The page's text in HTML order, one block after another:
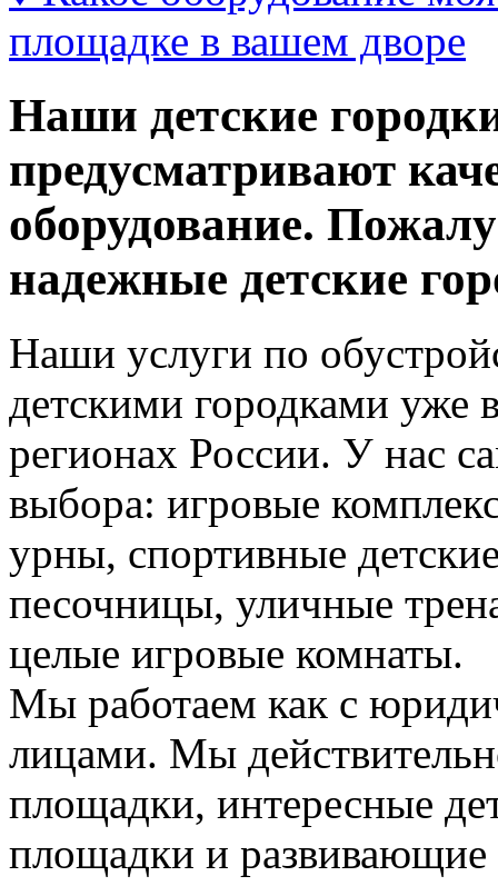
площадке в вашем дворе
Наши детские
предусматривают
оборудование.
надежные детские
Наши услуги по
детскими городками уже
регионах России. У нас
выбора: игровые
урны, спортивные
песочницы, уличные
целые игровые комнаты.
Мы работаем как с
лицами. Мы
площадки, интересные
площадки и развивающие